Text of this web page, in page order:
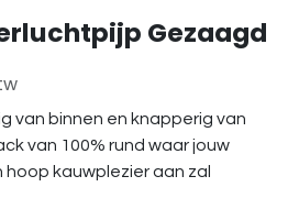
Gezaagd
van binnen en knapperig van
van 100% rund waar jouw
kauwplezier aan zal